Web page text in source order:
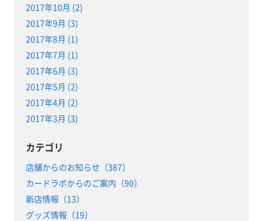
2017年10月 (2)
2017年9月 (3)
2017年8月 (1)
2017年7月 (1)
2017年6月 (3)
2017年5月 (2)
2017年4月 (2)
2017年3月 (3)
カテゴリ
店舗からのお知らせ（387）
カードラボからのご案内（90）
新店情報（13）
グッズ情報（19）